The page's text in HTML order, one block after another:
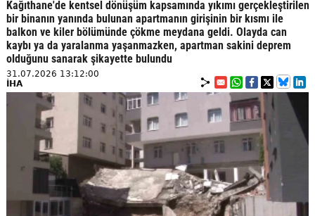
Kağıthane'de kentsel dönüşüm kapsamında yıkımı gerçekleştirilen
bir binanın yanında bulunan apartmanın girişinin bir kısmı ile
balkon ve kiler bölümünde çökme meydana geldi. Olayda can
kaybı ya da yaralanma yaşanmazken, apartman sakini deprem
olduğunu sanarak şikayette bulundu
31.07.2026 13:12:00
İHA